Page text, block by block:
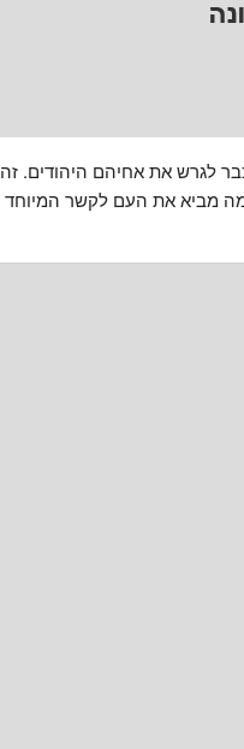
לגרש את אחיהם היהודים. זה
מביא את העם לקשר המיוחד